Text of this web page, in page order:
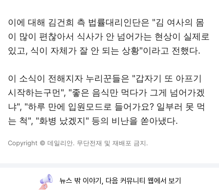
이에 대해 김건희 측 법률대리인단은 "김 여사의 몸
이 많이 편찮아서 식사가 안 넘어가는 현상이 실제로
있고, 식이 자체가 잘 안 되는 상황"이라고 전했다.
이 소식이 전해지자 누리꾼들은 "갑자기 또 아프기
시작하는구먼", "좋은 음식만 먹다가 그게 넘어가겠
냐", "하루 만에 입원모드로 들어가요? 일부러 못 먹
는 척", "화병 났겠지" 등의 비난을 쏟아냈다.
Copyright © 데일리안. 무단전재 및 재배포 금지.
뉴스 밖 이야기, 다음 커뮤니티 웹에서 보기